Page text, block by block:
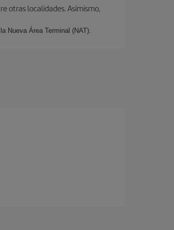
otras localidades. Asímismo,
Nueva Área Terminal (NAT).